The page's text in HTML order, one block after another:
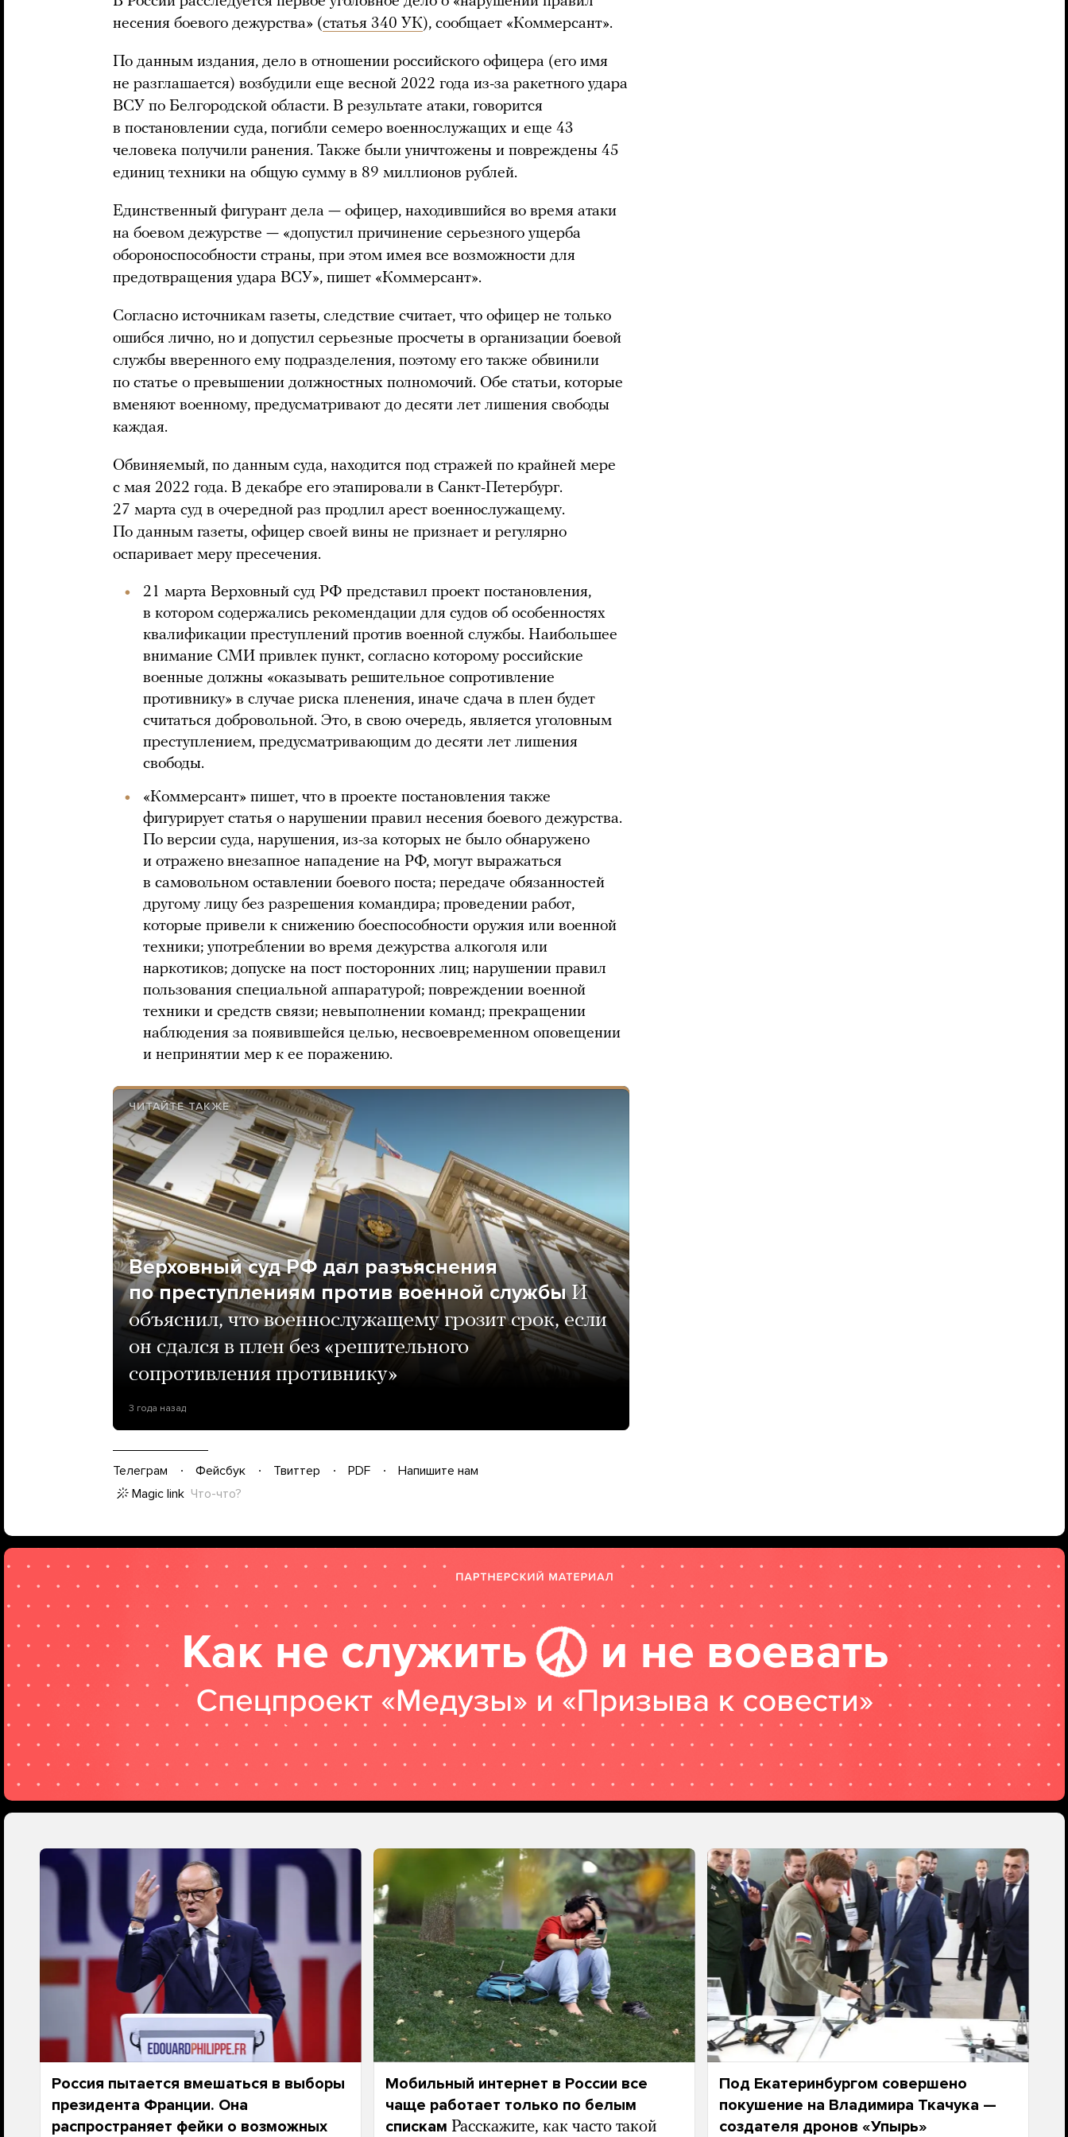
несения боевого дежурства» (статья 340 УК), сообщает «Коммерсант».
По данным издания, дело в отношении российского офицера (его имя
не разглашается) возбудили еще весной 2022 года из-за ракетного удара
ВСУ по Белгородской области. В результате атаки, говорится
в постановлении суда, погибли семеро военнослужащих и еще 43
человека получили ранения. Также были уничтожены и повреждены 45
единиц техники на общую сумму в 89 миллионов рублей.
Единственный фигурант дела — офицер, находившийся во время атаки
на боевом дежурстве — «допустил причинение серьезного ущерба
обороноспособности страны, при этом имея все возможности для
предотвращения удара ВСУ», пишет «Коммерсант».
Согласно источникам газеты, следствие считает, что офицер не только
ошибся лично, но и допустил серьезные просчеты в организации боевой
службы вверенного ему подразделения, поэтому его также обвинили
по статье о превышении должностных полномочий. Обе статьи, которые
вменяют военному, предусматривают до десяти лет лишения свободы
каждая.
Обвиняемый, по данным суда, находится под стражей по крайней мере
с мая 2022 года. В декабре его этапировали в Санкт-Петербург.
27 марта суд в очередной раз продлил арест военнослужащему.
По данным газеты, офицер своей вины не признает и регулярно
оспаривает меру пресечения.
21 марта Верховный суд РФ представил проект постановления,
в котором содержались рекомендации для судов об особенностях
квалификации преступлений против военной службы. Наибольшее
внимание СМИ привлек пункт, согласно которому российские
военные должны «оказывать решительное сопротивление
противнику» в случае риска пленения, иначе сдача в плен будет
считаться добровольной. Это, в свою очередь, является уголовным
преступлением, предусматривающим до десяти лет лишения
свободы.
«Коммерсант» пишет, что в проекте постановления также
фигурирует статья о нарушении правил несения боевого дежурства.
По версии суда, нарушения, из-за которых не было обнаружено
и отражено внезапное нападение на РФ, могут выражаться
в самовольном оставлении боевого поста; передаче обязанностей
другому лицу без разрешения командира; проведении работ,
которые привели к снижению боеспособности оружия или военной
техники; употреблении во время дежурства алкоголя или
наркотиков; допуске на пост посторонних лиц; нарушении правил
пользования специальной аппаратурой; повреждении военной
техники и средств связи; невыполнении команд; прекращении
наблюдения за появившейся целью, несвоевременном оповещении
и непринятии мер к ее поражению.
ЧИТАЙТЕ ТАКЖЕ
Верховный суд РФ дал разъяснения
по преступлениям против военной службы И
объяснил, что военнослужащему грозит срок, если
он сдался в плен без «решительного
сопротивления противнику»
3 года назад
Телеграм Фейсбук Твиттер PDF
Напишите нам
Magic link Что-что?
Россия пытается вмешаться в выборы
президента Франции. Она
распространяет фейки о возможных
Мобильный интернет в России все
чаще работает только по белым
спискам Расскажите, как часто такой
Под Екатеринбургом совершено
покушение на Владимира Ткачука —
создателя дронов «Упырь»